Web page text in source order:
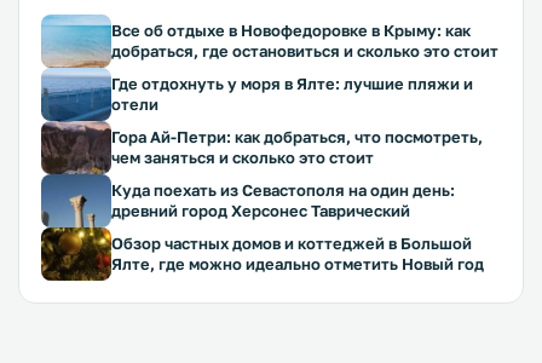
Все об отдыхе в Новофедоровке в Крыму: как
добраться, где остановиться и сколько это стоит
Где отдохнуть у моря в Ялте: лучшие пляжи и
отели
Гора Ай-Петри: как добраться, что посмотреть,
чем заняться и сколько это стоит
Куда поехать из Севастополя на один день:
древний город Херсонес Таврический
Обзор частных домов и коттеджей в Большой
Ялте, где можно идеально отметить Новый год